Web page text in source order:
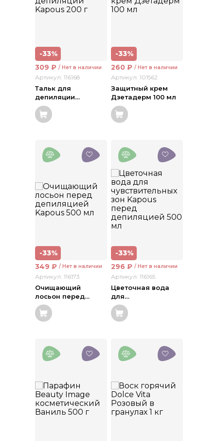
-33%
309 ₽ / Нет в наличии
Артикул: 116168
Тальк для
депиляции…
-33%
260 ₽ / Нет в наличии
Артикул: 101562
Защитный крем
Дзетадерм 100 мл
-33%
349 ₽ / Нет в наличии
Артикул: 116173
Очищающий
лосьон перед…
-33%
296 ₽ / Нет в наличии
Артикул: 116165
Цветочная вода
для…